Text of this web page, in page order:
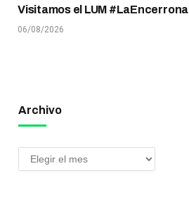
Visitamos el LUM #LaEncerrona
06/08/2026
Archivo